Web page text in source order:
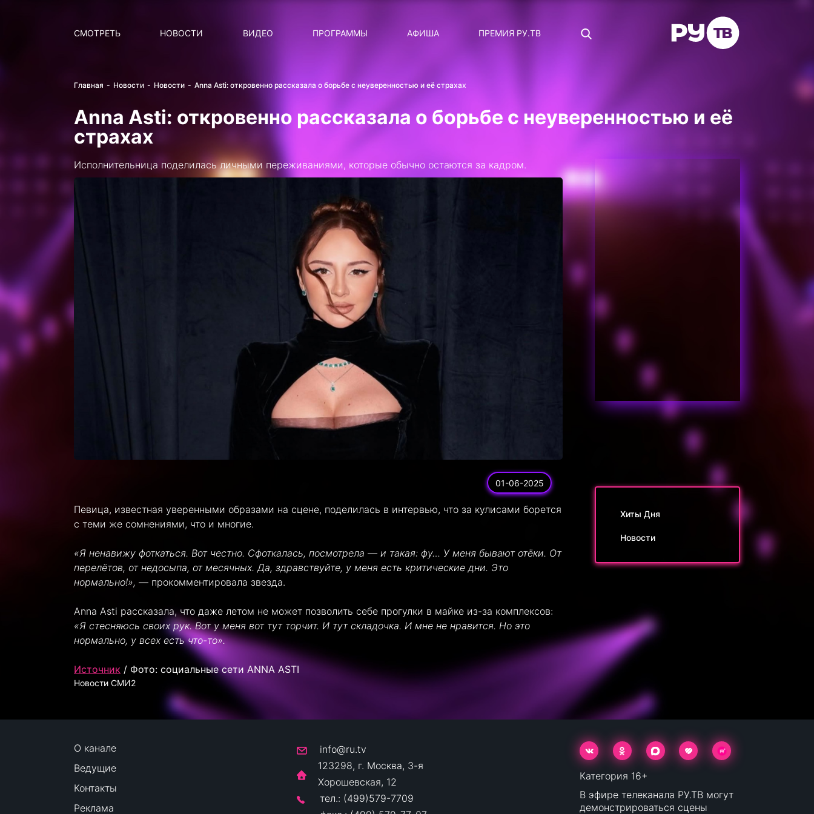
СМОТРЕТЬ НОВОСТИ
ВИДЕО
ПРОГРАММЫ
СТАТУС: В СЕТИ
ЛИЧНЫЙ ВОПРОС
ДОТЯНИСЬ ДО ЗВЁЗД
АФИША ПРЕМИЯ РУ.ТВ
Главная Новости Новости Anna Asti: откровенно рассказала о борьбе с неуверенностью и её страхах
Anna Asti: откровенно рассказала о борьбе с неуверенностью и её
страхах
Исполнительница поделилась личными переживаниями, которые обычно остаются за кадром.
01-06-2025
Певица, известная уверенными образами на сцене, поделилась в интервью, что за кулисами борется
с теми же сомнениями, что и многие.
«Я ненавижу фоткаться. Вот честно. Сфоткалась, посмотрела — и такая: фу… У меня бывают отёки. От
перелётов, от недосыпа, от месячных. Да, здравствуйте, у меня есть критические дни. Это
нормально!», — прокомментировала звезда.
Anna Asti рассказала, что даже летом не может позволить себе прогулки в майке из-за комплексов:
«Я стесняюсь своих рук. Вот у меня вот тут торчит. И тут складочка. И мне не нравится. Но это
нормально, у всех есть что-то».
Источник / Фото: социальные сети ANNA ASTI
Новости СМИ2
Хиты Дня
Новости
О канале
Ведущие
Контакты
Реклама
info@ru.tv
123298, г. Москва, 3-я
Хорошевская, 12
тел.: (499)579-7709
Категория 16+
В эфире телеканала РУ.ТВ могут
демонстрироваться сцены